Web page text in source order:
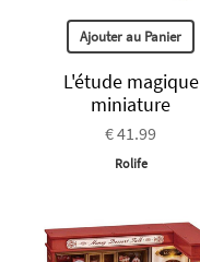
Ajouter au Panier
L'étude magique
miniature
€ 41.99
Rolife